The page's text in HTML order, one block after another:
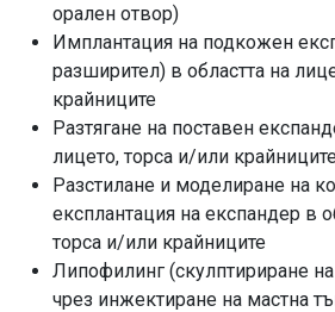
орален отвор)
Имплантация на подкожен
разширител) в областта на
крайниците
Разтягане на поставен
лицето, торса и/или
Разстилане и моделиране на
експлантация на експандер в
торса и/или крайниците
Липофилинг (скулптириране
чрез инжектиране на мастна